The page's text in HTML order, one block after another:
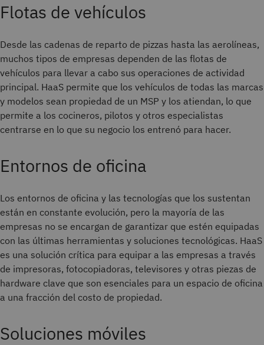
Flotas de vehículos
Desde las cadenas de reparto de pizzas hasta las aerolíneas,
muchos tipos de empresas dependen de las flotas de
vehículos para llevar a cabo sus operaciones de actividad
principal. HaaS permite que los vehículos de todas las marcas
y modelos sean propiedad de un MSP y los atiendan, lo que
permite a los cocineros, pilotos y otros especialistas
centrarse en lo que su negocio los entrenó para hacer.
Entornos de oficina
Los entornos de oficina y las tecnologías que los sustentan
están en constante evolución, pero la mayoría de las
empresas no se encargan de garantizar que estén equipadas
con las últimas herramientas y soluciones tecnológicas. HaaS
es una solución crítica para equipar a las empresas a través
de impresoras, fotocopiadoras, televisores y otras piezas de
hardware clave que son esenciales para un espacio de oficina
a una fracción del costo de propiedad.
Soluciones móviles